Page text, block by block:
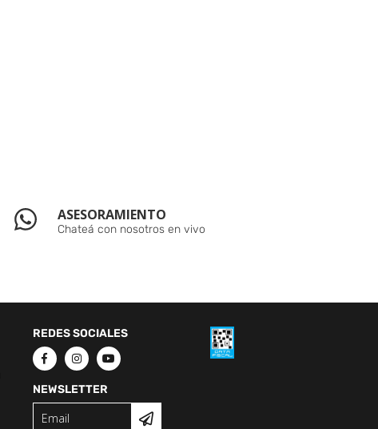
ASESORAMIENTO
Chateá con nosotros en vivo
REDES SOCIALES
NEWSLETTER